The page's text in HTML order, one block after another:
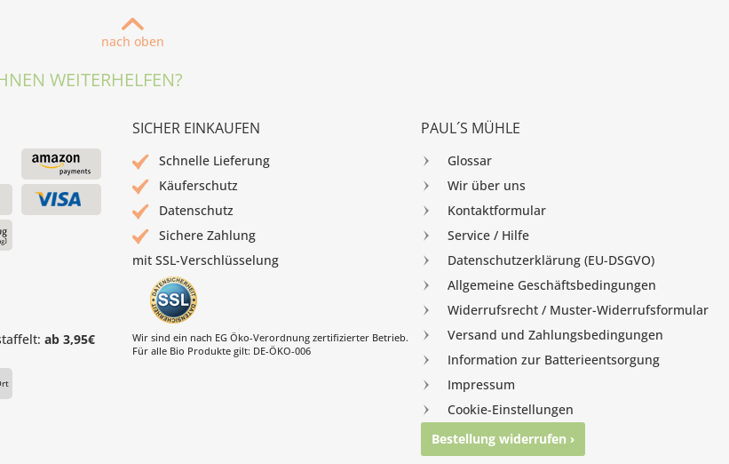
nach oben
WEITERHELFEN?
ab 3,95€
SICHER EINKAUFEN
Schnelle Lieferung
Käuferschutz
Datenschutz
Sichere Zahlung
mit SSL-Verschlüsselung
Wir sind ein nach EG Öko-Verordnung zertifizierter Betrieb.
Für alle Bio Produkte gilt: DE-ÖKO-006
PAUL´S MÜHLE
Glossar
Wir über uns
Kontaktformular
Service / Hilfe
Datenschutzerklärung (EU-DSGVO)
Allgemeine Geschäftsbedingungen
Widerrufsrecht / Muster-Widerrufsformular
Versand und Zahlungsbedingungen
Information zur Batterieentsorgung
Impressum
Cookie-Einstellungen
Bestellung widerrufen ›